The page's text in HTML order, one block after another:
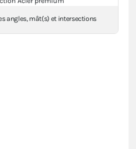
angles, mât(s) et intersections